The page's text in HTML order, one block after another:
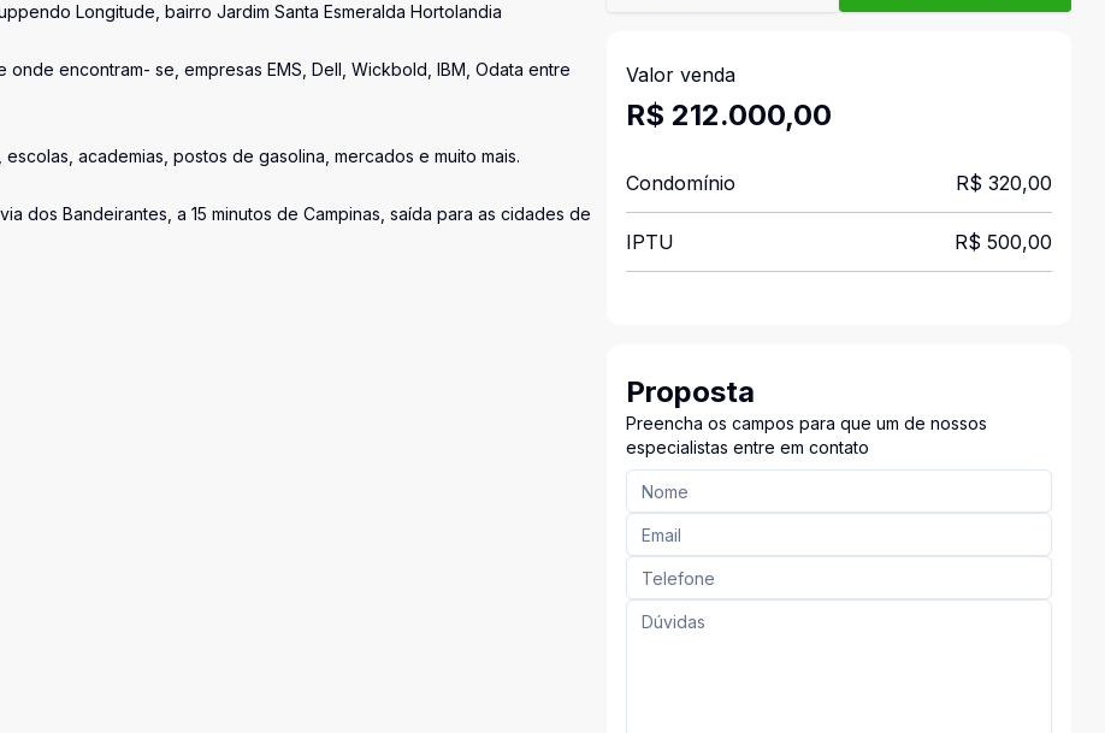
Longitude, bairro Jardim Santa Esmeralda Hortolandia
encontram- se, empresas EMS, Dell, Wickbold, IBM, Odata entre
academias, postos de gasolina, mercados e muito mais.
dos Bandeirantes, a 15 minutos de Campinas, saída para as cidades de
Valor venda
R$ 212.000,00
Condomínio R$ 320,00
IPTU R$ 500,00
Proposta
Preencha os campos para que um de nossos
especialistas entre em contato